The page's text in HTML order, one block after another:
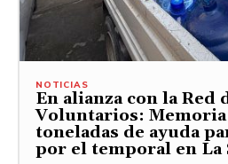
NOTICIAS
En alianza con la Red
Voluntarios: Memoria
toneladas de ayuda
por el temporal en La